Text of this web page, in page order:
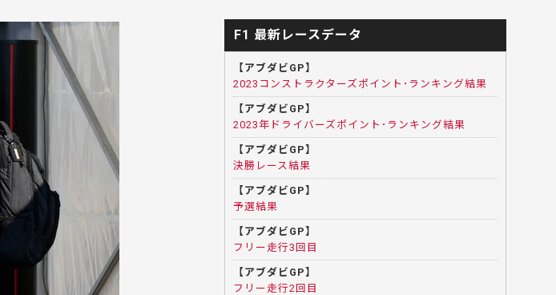
F1 最新レースデータ
【アブダビGP】
2023コンストラクターズポイント･ランキング結果
【アブダビGP】
2023年ドライバーズポイント･ランキング結果
【アブダビGP】
決勝レース結果
【アブダビGP】
予選結果
【アブダビGP】
フリー走行3回目
【アブダビGP】
フリー走行2回目